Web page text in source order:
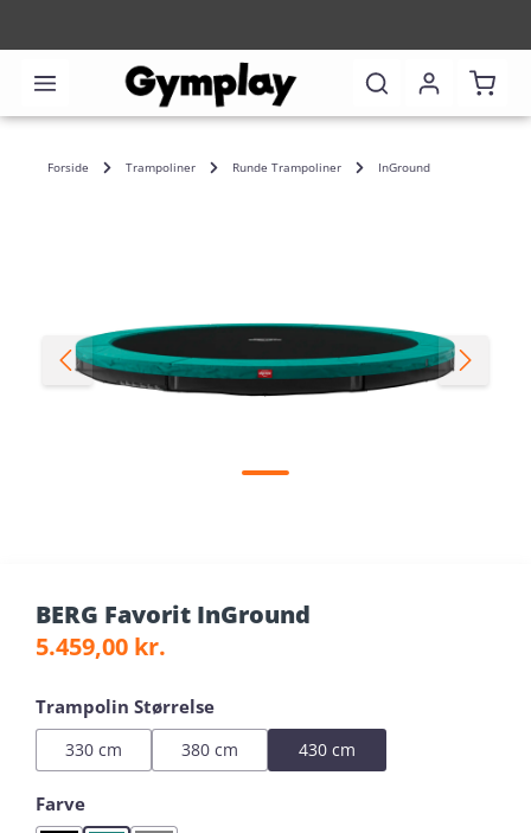
Forside Trampoliner Runde Trampoliner InGround
BERG Favorit InGround
Almindelig pris:
5.459,00 kr.
Vælg
Trampolin Størrelse
330 cm 380 cm 430 cm
Vælg
Farve